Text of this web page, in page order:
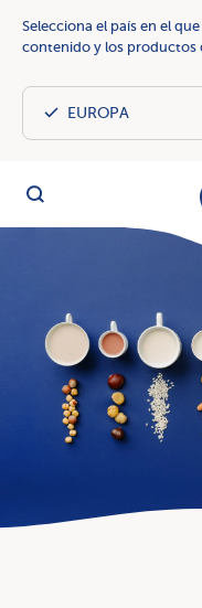
Selecciona el país en el
contenido y los productos
Busca